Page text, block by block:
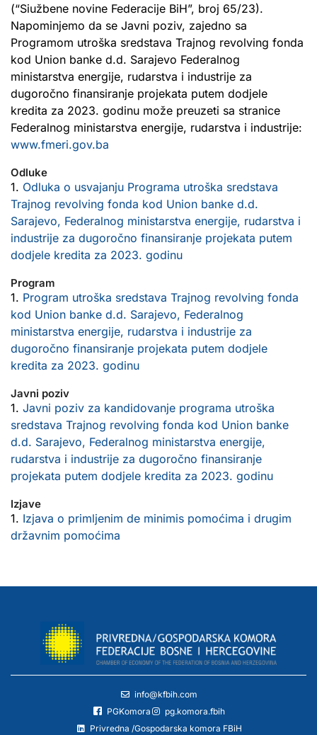
(“Siužbene novine Federacije BiH”, broj 65/23).
Napominjemo da se Javni poziv, zajedno sa
Programom utroška sredstava Trajnog revolving fonda
kod Union banke d.d. Sarajevo Federalnog
ministarstva energije, rudarstva i industrije za
dugoročno finansiranje projekata putem dodjele
kredita za 2023. godinu može preuzeti sa stranice
Federalnog ministarstva energije, rudarstva i industrije:
www.fmeri.gov.ba
Odluke
1. Odluka o usvajanju Programa utroška sredstava
Trajnog revolving fonda kod Union banke d.d.
Sarajevo, Federalnog ministarstva energije, rudarstva i
industrije za dugoročno finansiranje projekata putem
dodjele kredita za 2023. godinu
Program
1. Program utroška sredstava Trajnog revolving fonda
kod Union banke d.d. Sarajevo, Federalnog
ministarstva energije, rudarstva i industrije za
dugoročno finansiranje projekata putem dodjele
kredita za 2023. godinu
Javni poziv
1. Javni poziv za kandidovanje programa utroška
sredstava Trajnog revolving fonda kod Union banke
d.d. Sarajevo, Federalnog ministarstva energije,
rudarstva i industrije za dugoročno finansiranje
projekata putem dodjele kredita za 2023. godinu
Izjave
1. Izjava o primljenim de minimis pomoćima i drugim
državnim pomoćima
info@kfbih.com
PGKomora
pg.komora.fbih
Privredna /Gospodarska komora FBiH